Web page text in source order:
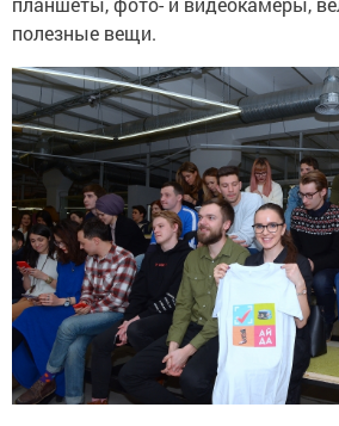
полезные вещи.